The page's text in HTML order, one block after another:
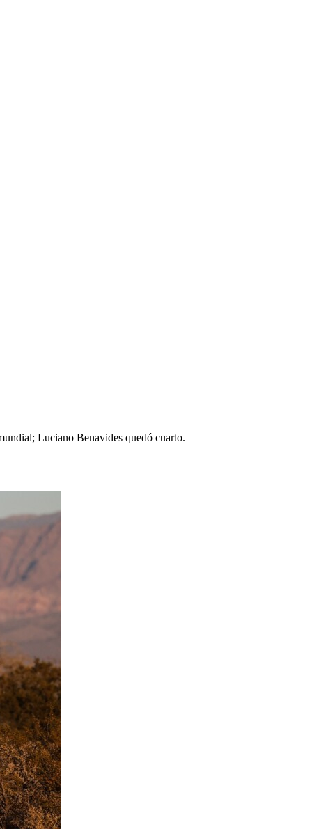
Luciano Benavides quedó cuarto.